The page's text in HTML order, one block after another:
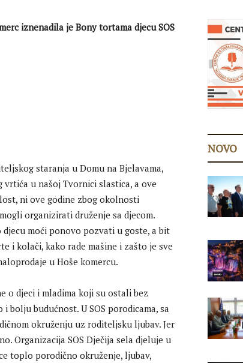
iznenadila je Bony tortama djecu SOS
staranja u Domu na Bjelavama,
u našoj Tvornici slastica, a ove
ni ove godine zbog okolnosti
organizirati druženje sa djecom.
djecu moći ponovo pozvati u goste, a bit
i kolači, kako rade mašine i zašto je sve
u Hoše komercu.
o djeci i mladima koji su ostali bez
budućnost. U SOS porodicama, sa
okruženju uz roditeljsku ljubav. Jer
Organizacija SOS Dječija sela djeluje u
toplo porodično okruženje, ljubav,
NOVO